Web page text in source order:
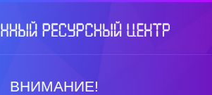
ВНИМАНИЕ!